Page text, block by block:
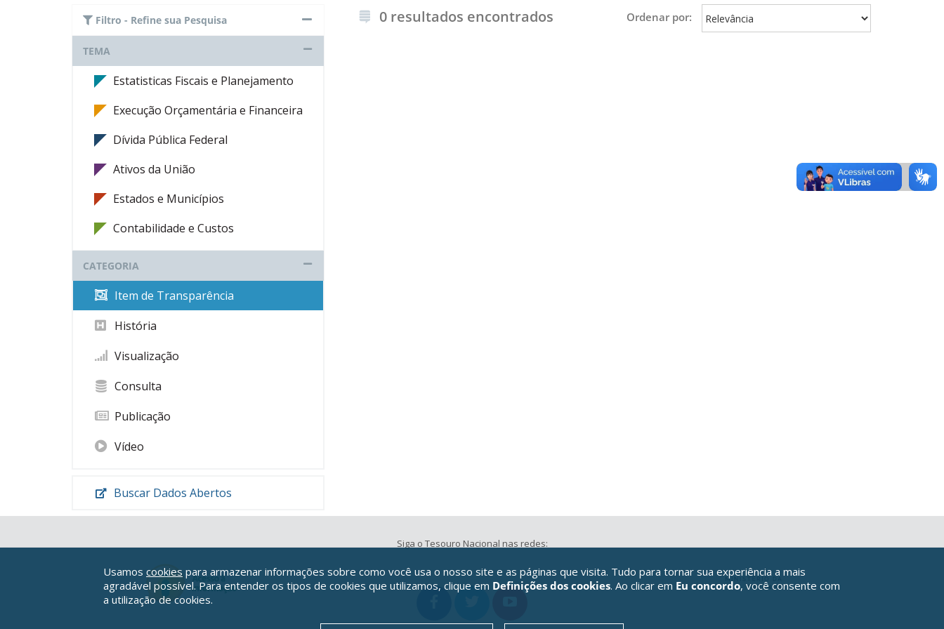
Filtro - Refine sua Pesquisa
TEMA
Estatisticas Fiscais e Planejamento
Execução Orçamentária e Financeira
Dívida Pública Federal
Ativos da União
Estados e Municípios
Contabilidade e Custos
CATEGORIA
Item de Transparência
História
Visualização
Consulta
Publicação
Vídeo
Buscar Dados Abertos
0 resultados encontrados Ordenar por:
Siga o Tesouro Nacional nas redes:
Usamos cookies para armazenar informações sobre como você usa o nosso site e as páginas que visita. Tudo para tornar sua experiência a mais
agradável possível. Para entender os tipos de cookies que utilizamos, clique em Definições dos cookies. Ao clicar em Eu concordo, você consente com
a utilização de cookies.